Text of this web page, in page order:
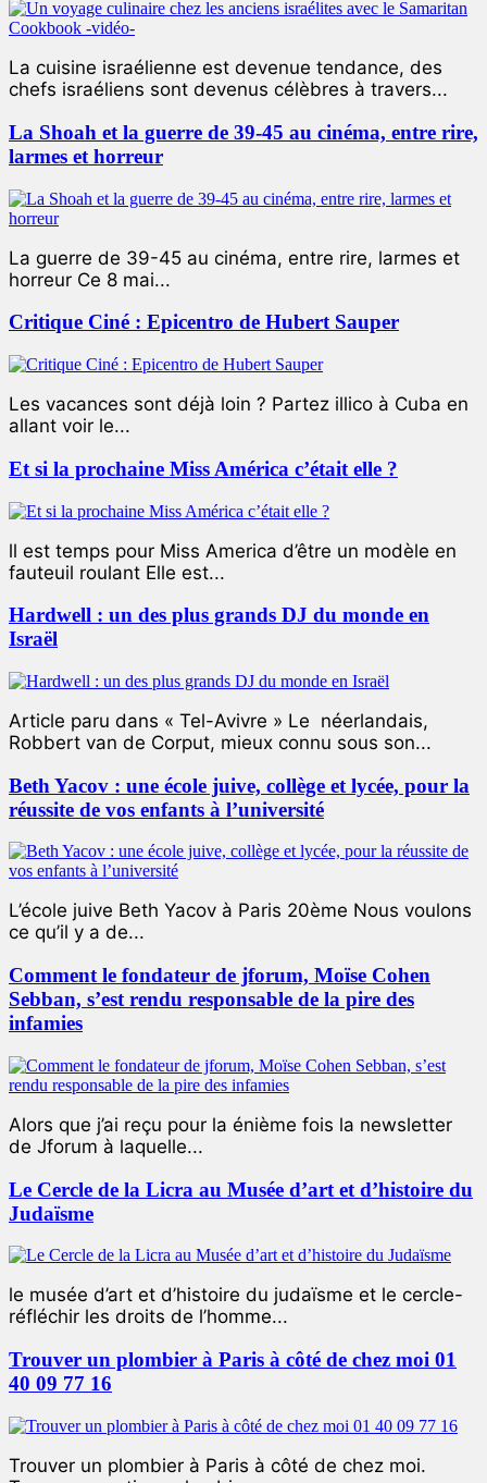
La cuisine israélienne est devenue tendance, des
chefs israéliens sont devenus célèbres à travers...
La Shoah et la guerre de 39-45 au cinéma, entre rire,
larmes et horreur
La guerre de 39-45 au cinéma, entre rire, larmes et
horreur Ce 8 mai...
Critique Ciné : Epicentro de Hubert Sauper
Les vacances sont déjà loin ? Partez illico à Cuba en
allant voir le...
Et si la prochaine Miss América c’était elle ?
ll est temps pour Miss America d’être un modèle en
fauteuil roulant Elle est...
Hardwell : un des plus grands DJ du monde en
Israël
Article paru dans « Tel-Avivre » Le néerlandais,
Robbert van de Corput, mieux connu sous son...
Beth Yacov : une école juive, collège et lycée, pour la
réussite de vos enfants à l’université
L’école juive Beth Yacov à Paris 20ème Nous voulons
ce qu’il y a de...
Comment le fondateur de jforum, Moïse Cohen
Sebban, s’est rendu responsable de la pire des
infamies
Alors que j’ai reçu pour la énième fois la newsletter
de Jforum à laquelle...
Le Cercle de la Licra au Musée d’art et d’histoire du
Judaïsme
le musée d’art et d’histoire du judaïsme et le cercle-
réfléchir les droits de l’homme...
Trouver un plombier à Paris à côté de chez moi 01
40 09 77 16
Trouver un plombier à Paris à côté de chez moi.